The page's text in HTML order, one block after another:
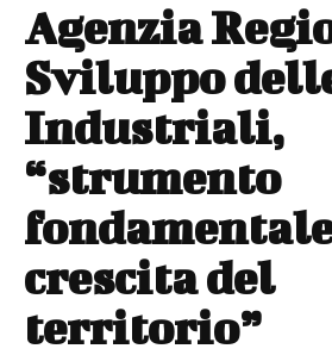
Agenzia
Sviluppo
Industriali,
“strumento
crescita del
territorio”